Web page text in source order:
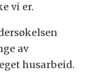
vi er.
av
husarbeid.